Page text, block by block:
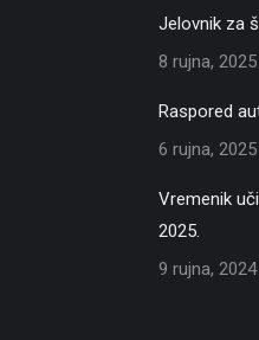
Jelovnik za
8 rujna, 2025
Raspored
6 rujna, 2025
Vremenik
2025.
9 rujna, 2024